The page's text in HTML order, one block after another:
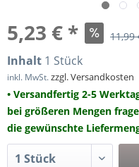
5,23 € * 11,99
Inhalt 1 Stück
inkl. MwSt.zzgl. Versandkosten
• Versandfertig 2-5
bei größeren Mengen
die gewünschte